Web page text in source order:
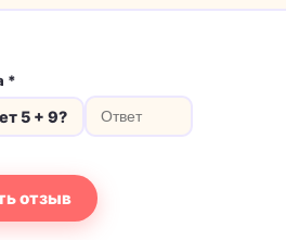
*
5 + 9?
отзыв